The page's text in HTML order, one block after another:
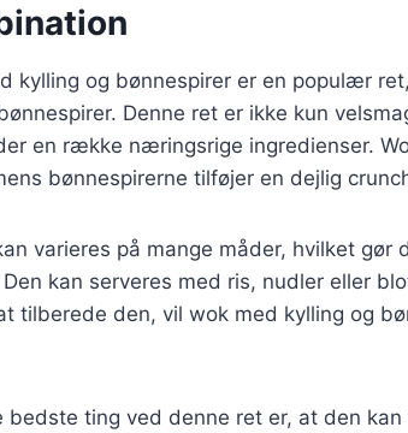
kylling og bønnespirer er en populær
Denne ret er ikke kun
en række næringsrige ingredienser.
bønnespirerne tilføjer en dejlig
varieres på mange måder, hvilket
kan serveres med ris, nudler eller
tilberede den, vil wok med kylling og
bedste ting ved denne ret er, at den